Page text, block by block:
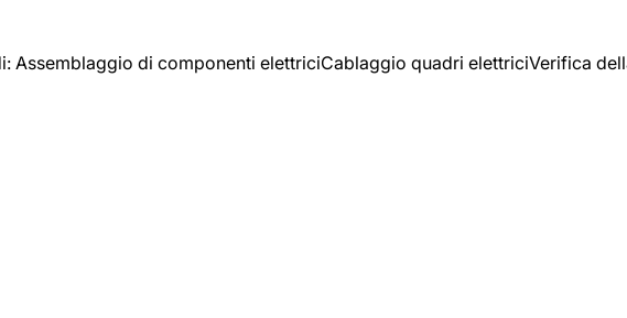
Assemblaggio di componenti elettriciCablaggio quadri elettriciVerifica